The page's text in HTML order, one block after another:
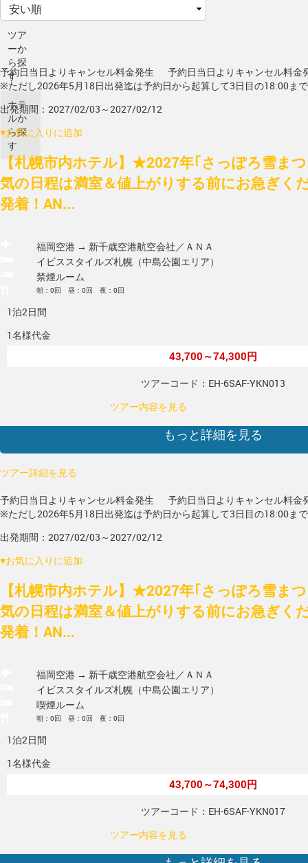
ツア
ーか
ら探
す
ホテ
ルか
ら探
す
予約日当日よりキャンセル料金発生
予約日当日よりキャンセル料金
※ただし2026年5月18日出発迄は予約日から起算して3日目の18:00ま
出発期間：2027/02/03～2027/02/12
♥お気に入りに追加
【札幌市内ホテル】★2027年｢さっぽろ雪ま
気の日程は満室＆値上がりする前にお急ぎく
発着！AN...
福岡空港 → 新千歳空港航空会社／ＡＮＡ
イビススタイルズ札幌（中島公園エリア）
禁煙ルーム
朝：0回 昼：0回 夜：0回
1泊2日間
1名様代金
43,700～74,300円
ツアーコード：EH-6SAF-YKN013
ツアー内容を見る
もっと詳細を見る
ツアー詳細を見る
予約日当日よりキャンセル料金発生
予約日当日よりキャンセル料金
※ただし2026年5月18日出発迄は予約日から起算して3日目の18:00ま
出発期間：2027/02/03～2027/02/12
♥お気に入りに追加
【札幌市内ホテル】★2027年｢さっぽろ雪ま
気の日程は満室＆値上がりする前にお急ぎく
発着！AN...
福岡空港 → 新千歳空港航空会社／ＡＮＡ
イビススタイルズ札幌（中島公園エリア）
喫煙ルーム
朝：0回 昼：0回 夜：0回
1泊2日間
1名様代金
43,700～74,300円
ツアーコード：EH-6SAF-YKN017
ツアー内容を見る